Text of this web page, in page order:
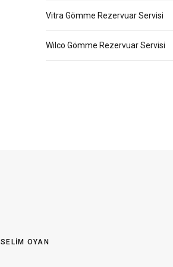
Vitra Gömme Rezervuar Servisi
Wilco Gömme Rezervuar Servisi
SELIM OYAN